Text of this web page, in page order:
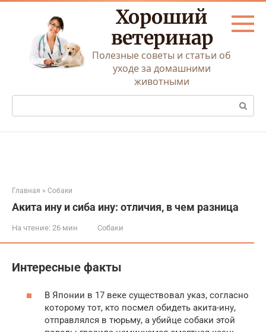
Перейти
Хороший
ветеринар
Полезные советы и статьи об
уходе за домашними
животными
Поиск:
Главная » Собаки
Акита ину и сиба ину: отличия, в чем разница
На чтение: 26 мин Собаки
Интересные факты
В Японии в 17 веке существовал указ, согласно
которому тот, кто посмел обидеть акита-ину,
отправлялся в тюрьму, а убийце собаки этой